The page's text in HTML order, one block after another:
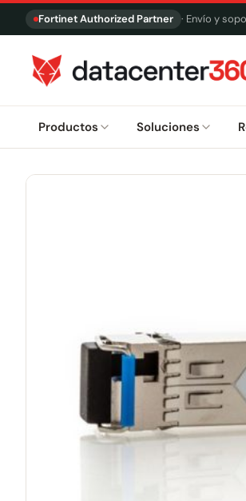
Fortinet Authorized Partner · Envío y
Productos Soluciones